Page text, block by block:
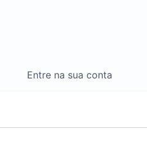
Entre na sua conta